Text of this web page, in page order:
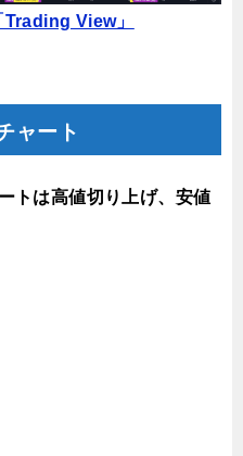
Trading View」
ャート
トは高値切り上げ、安値